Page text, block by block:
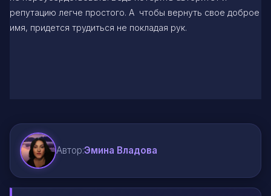
репутацию легче простого. А чтобы вернуть свое доброе
имя, придется трудиться не покладая рук.
Автор:Эмина Владова